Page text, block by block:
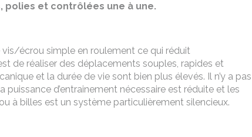
polies et contrôlées une à une.
vis/écrou simple en roulement ce qui réduit
de réaliser des déplacements souples, rapides et
et la durée de vie sont bien plus élevés. Il n’y a pas
puissance d’entrainement nécessaire est réduite et les
à billes est un système particulièrement silencieux.